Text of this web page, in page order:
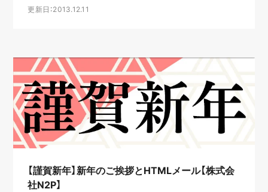
更新日：2013.12.11
【謹賀新年】新年のご挨拶とHTMLメール【株式会
社N2P】